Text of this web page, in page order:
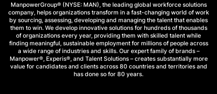
ManpowerGroup® (NYSE: MAN), the leading global workforce solutions
company, helps organizations transform in a fast-changing world of work
by sourcing, assessing, developing and managing the talent that enables
them to win. We develop innovative solutions for hundreds of thousands
of organizations every year, providing them with skilled talent while
finding meaningful, sustainable employment for millions of people across
a wide range of industries and skills. Our expert family of brands –
Manpower®, Experis®, and Talent Solutions – creates substantially more
value for candidates and clients across 80 countries and territories and
has done so for 80 years.